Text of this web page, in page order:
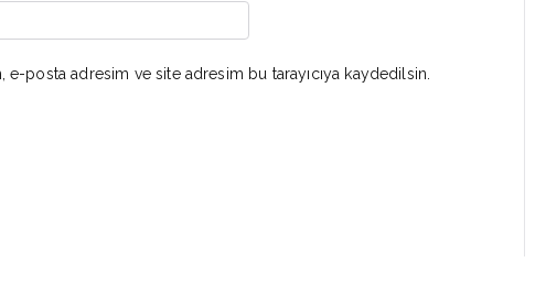
e-posta adresim ve site adresim bu tarayıcıya kaydedilsin.